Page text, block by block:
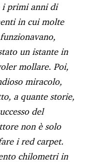
i primi anni di
in cui molte
un istante in
mollare. Poi,
miracolo,
a quante storie,
del
non è solo
i red carpet.
chilometri in